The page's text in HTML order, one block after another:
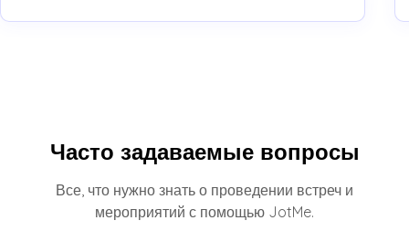
Часто задаваемые вопросы
Все, что нужно знать о проведении встреч и
мероприятий с помощью JotMe.